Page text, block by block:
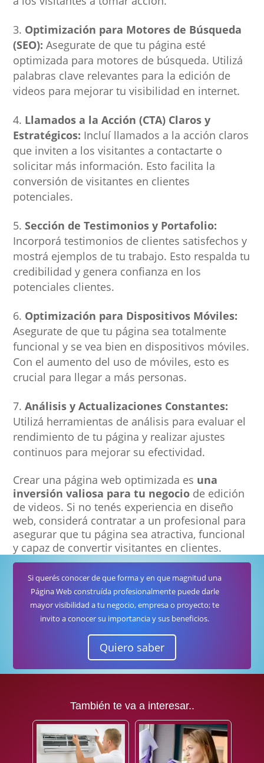
Optimización para Motores de Búsqueda
(SEO): Asegurate de que tu página esté
optimizada para motores de búsqueda. Utilizá
palabras clave relevantes para la edición de
videos para mejorar tu visibilidad en internet.
Llamados a la Acción (CTA) Claros y
Estratégicos: Incluí llamados a la acción claros
que inviten a los visitantes a contactarte o
solicitar más información. Esto facilita la
conversión de visitantes en clientes
potenciales.
Sección de Testimonios y Portafolio:
Incorporá testimonios de clientes satisfechos y
mostrá ejemplos de tu trabajo. Esto respalda tu
credibilidad y genera confianza en los
potenciales clientes.
Optimización para Dispositivos Móviles:
Asegurate de que tu página sea totalmente
funcional y se vea bien en dispositivos móviles.
Con el aumento del uso de móviles, esto es
crucial para llegar a más personas.
Análisis y Actualizaciones Constantes:
Utilizá herramientas de análisis para evaluar el
rendimiento de tu página y realizar ajustes
continuos para mejorar su efectividad.
Crear una página web optimizada es una
inversión valiosa para tu negocio de edición
de videos. Si no tenés experiencia en diseño
web, considerá contratar a un profesional para
asegurar que tu página sea atractiva, funcional
y capaz de convertir visitantes en clientes.
Si querés conocer de que forma y en que magnitud una
Página Web construída profesionalmente puede darle
mayor visibilidad a tu negocio, empresa o proyecto; te
invito a conocer su importancia y sus beneficios.
Quiero saber
También te va a interesar..